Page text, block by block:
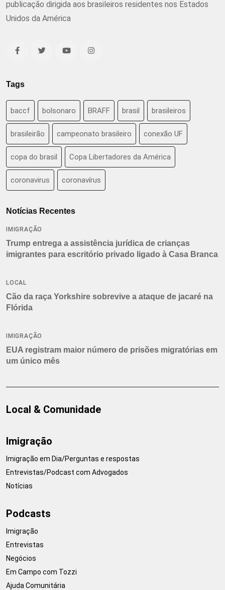
publicação dirigida aos brasileiros residentes nos Estados
Unidos da América
Tags
baccf bolsonaro BRAFF brasil brasileiros
brasileirão campeonato brasileiro conexão UF
copa do brasil Copa Libertadores da América
coronavirus coronavírus
Notícias Recentes
IMIGRAÇÃO
Trump entrega a assistência jurídica de crianças
imigrantes para escritório privado ligado à Casa Branca
LOCAL
Cão da raça Yorkshire sobrevive a ataque de jacaré na
Flórida
IMIGRAÇÃO
EUA registram maior número de prisões migratórias em
um único mês
Local & Comunidade
Imigração
Imigração em Dia/Perguntas e respostas
Entrevistas/Podcast com Advogados
Notícias
Podcasts
Imigração
Entrevistas
Negócios
Em Campo com Tozzi
Ajuda Comunitária